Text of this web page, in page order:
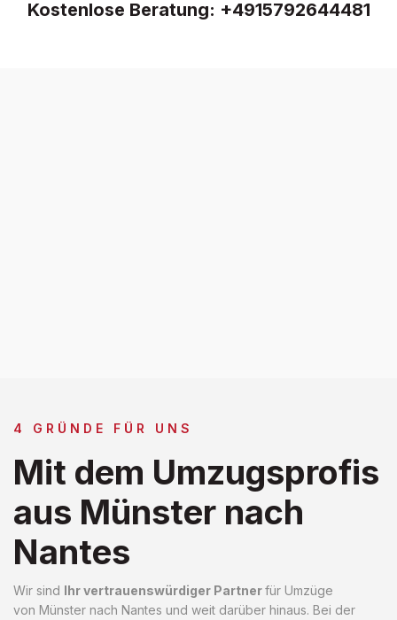
Kostenlose Beratung: +4915792644481
4 GRÜNDE FÜR UNS
Mit dem Umzugsprofis
aus Münster nach
Nantes
Wir sind Ihr vertrauenswürdiger Partnerfür Umzüge
von Münster nach Nantes und weit darüber hinaus. Bei der